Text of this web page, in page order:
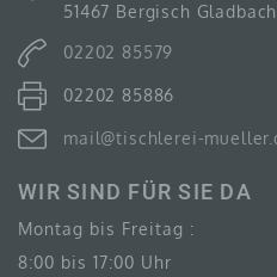
51467 Bergisch Gladbach
02202 85579
02202 85886
mail@tischlerei-
WIR SIND FÜR SIE DA
Montag bis Freitag :
8:00 bis 17:00 Uhr
automatisierter
personenbezogenen
Speicherung, die
andere Form der
die Vernichtung.